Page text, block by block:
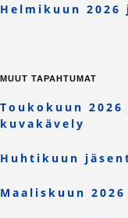
Helmikuun 2026
MUUT TAPAHTUMAT
Toukokuun
kuvakävely
Huhtikuun
Maaliskuun